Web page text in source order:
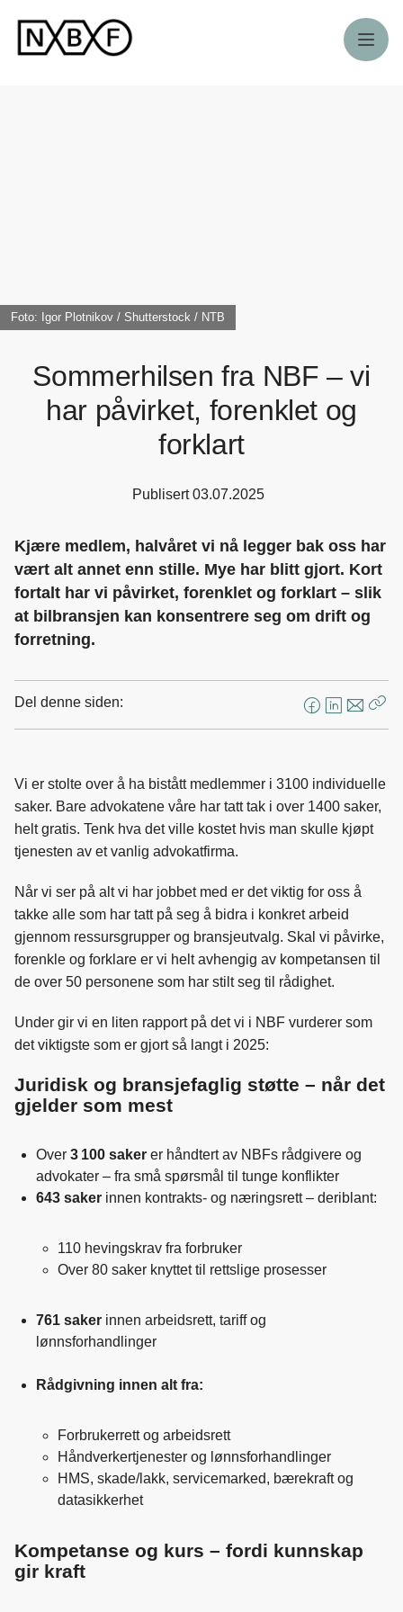
Meny
Foto: Igor Plotnikov / Shutterstock / NTB
Sommerhilsen fra NBF – vi
har påvirket, forenklet og
forklart
Publisert03.07.2025
Kjære medlem, halvåret vi nå legger bak oss har
vært alt annet enn stille. Mye har blitt gjort. Kort
fortalt har vi påvirket, forenklet og forklart – slik
at bilbransjen kan konsentrere seg om drift og
forretning.
Del denne siden:
F
e
b
o
L
k
e
d
E
o
s
Vi er stolte over å ha bistått medlemmer i 3100 individuelle
saker. Bare advokatene våre har tatt tak i over 1400 saker,
helt gratis. Tenk hva det ville kostet hvis man skulle kjøpt
tjenesten av et vanlig advokatfirma.
Når vi ser på alt vi har jobbet med er det viktig for oss å
takke alle som har tatt på seg å bidra i konkret arbeid
gjennom ressursgrupper og bransjeutvalg. Skal vi påvirke,
forenkle og forklare er vi helt avhengig av kompetansen til
de over 50 personene som har stilt seg til rådighet.
Under gir vi en liten rapport på det vi i NBF vurderer som
det viktigste som er gjort så langt i 2025:
Juridisk og bransjefaglig støtte – når det
gjelder som mest
Over 3 100 saker er håndtert av NBFs rådgivere og
advokater – fra små spørsmål til tunge konflikter
643 saker innen kontrakts- og næringsrett – deriblant:
110 hevingskrav fra forbruker
Over 80 saker knyttet til rettslige prosesser
761 saker innen arbeidsrett, tariff og
lønnsforhandlinger
Rådgivning innen alt fra:
Forbrukerrett og arbeidsrett
Håndverkertjenester og lønnsforhandlinger
HMS, skade/lakk, servicemarked, bærekraft og
datasikkerhet
Kompetanse og kurs – fordi kunnskap
gir kraft